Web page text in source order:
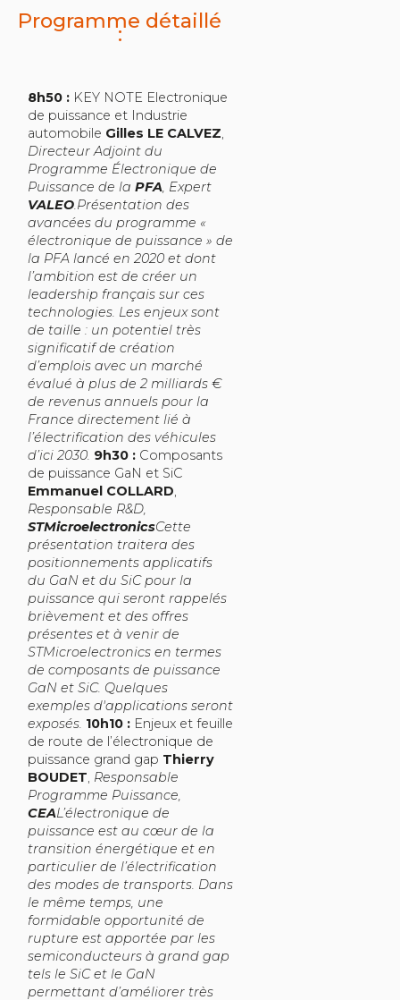
Programme détaillé
:
8h50 :KEY NOTE Electronique
de puissance et Industrie
automobile Gilles LE CALVEZ,
Directeur Adjoint du
Programme Électronique de
Puissance de la PFA, Expert
VALEO.Présentation des
avancées du programme «
électronique de puissance » de
la PFA lancé en 2020 et dont
l’ambition est de créer un
leadership français sur ces
technologies. Les enjeux sont
de taille : un potentiel très
significatif de création
d’emplois avec un marché
évalué à plus de 2 milliards €
de revenus annuels pour la
France directement lié à
l’électrification des véhicules
d’ici 2030. 9h30 :Composants
de puissance GaN et SiC
Emmanuel COLLARD,
Responsable R&D,
STMicroelectronicsCette
présentation traitera des
positionnements applicatifs
du GaN et du SiC pour la
puissance qui seront rappelés
brièvement et des offres
présentes et à venir de
STMicroelectronics en termes
de composants de puissance
GaN et SiC. Quelques
exemples d'applications seront
exposés. 10h10 :Enjeux et feuille
de route de l’électronique de
puissance grand gap Thierry
BOUDET, Responsable
Programme Puissance,
CEAL’électronique de
puissance est au cœur de la
transition énergétique et en
particulier de l’électrification
des modes de transports. Dans
le même temps, une
formidable opportunité de
rupture est apportée par les
semiconducteurs à grand gap
tels le SiC et le GaN
permettant d’améliorer très